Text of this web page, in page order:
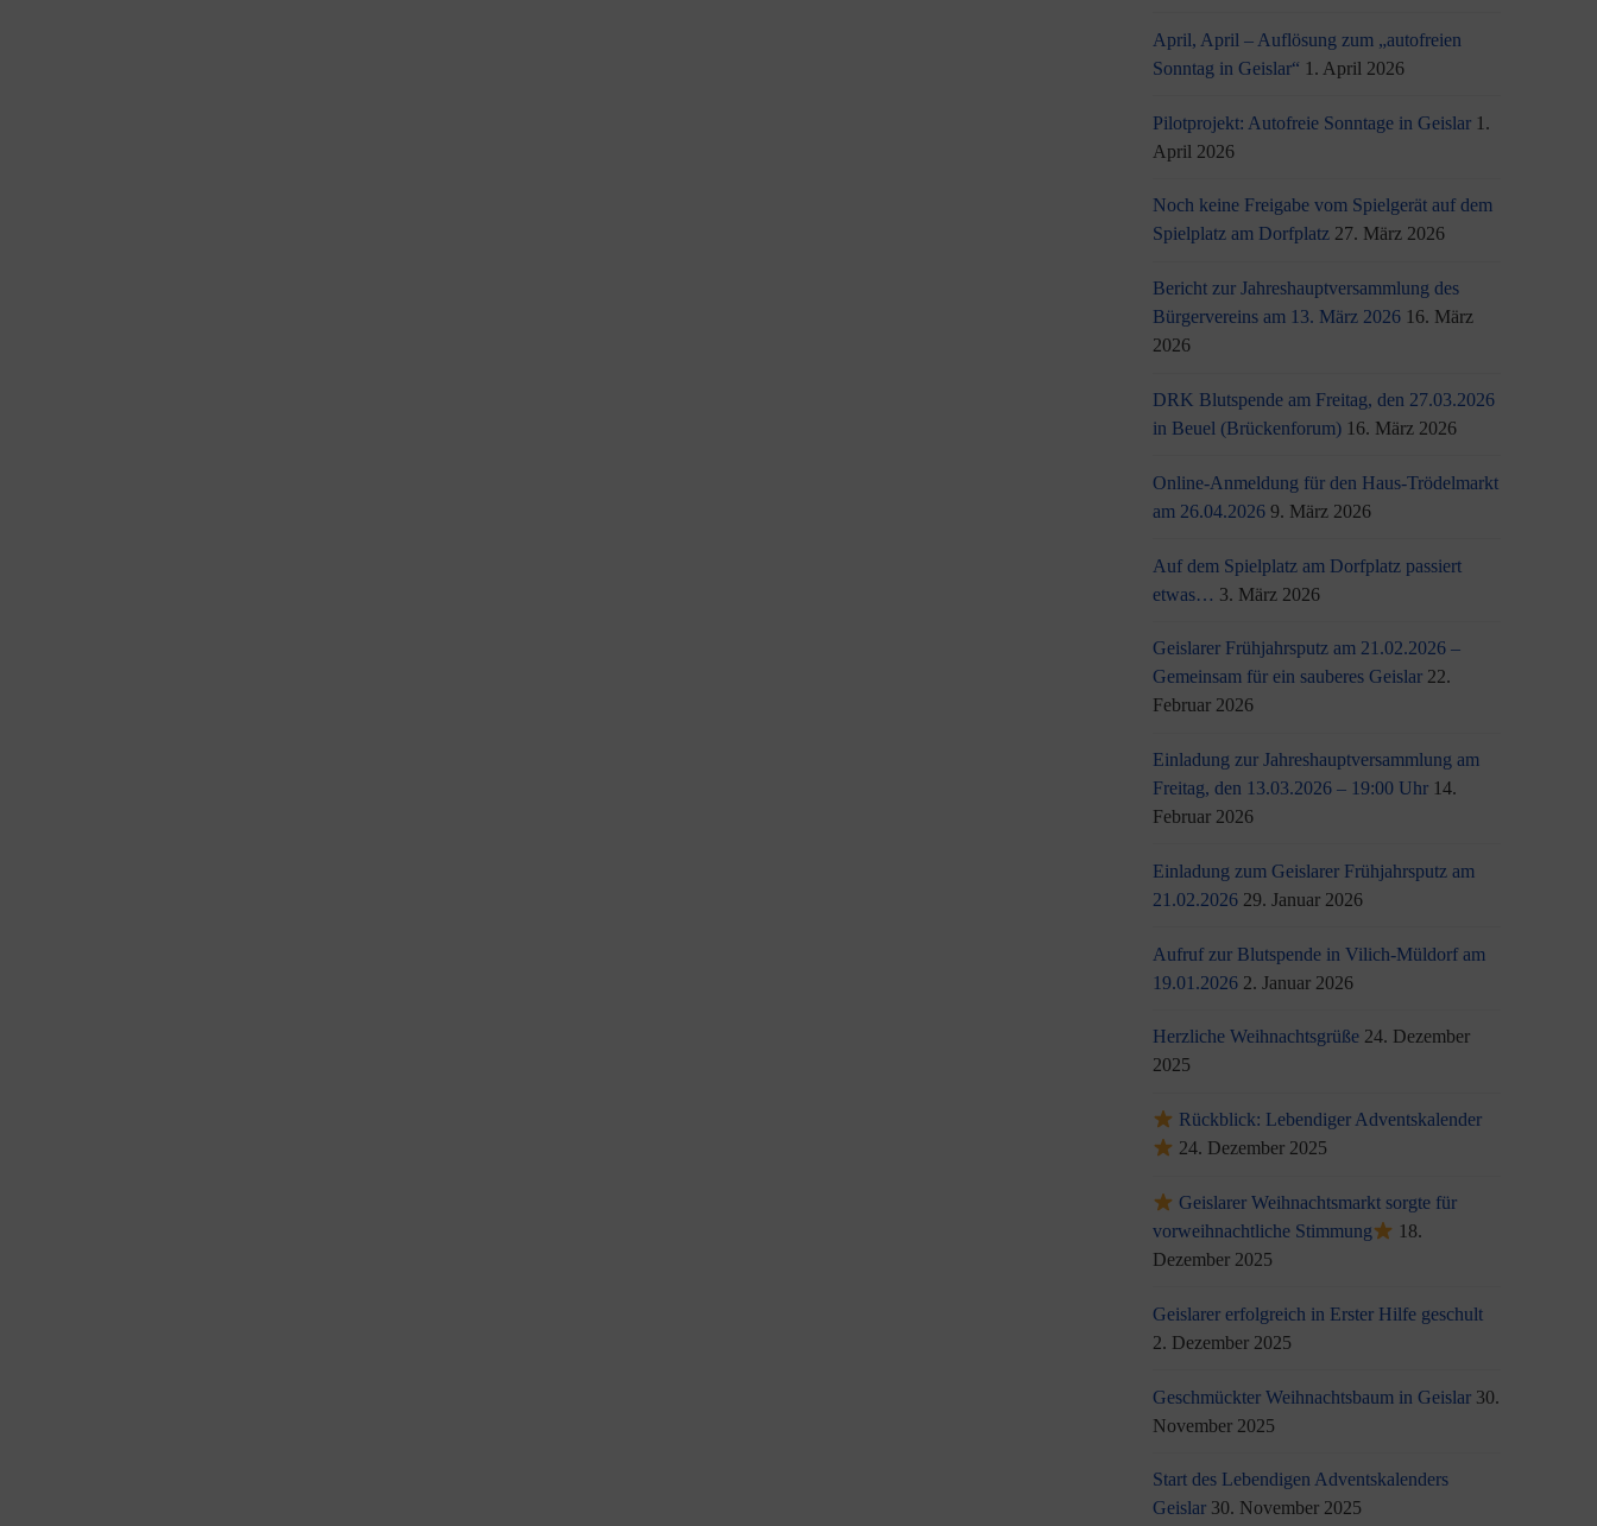
April, April – Auflösung zum „autofreien
Sonntag in Geislar“ 1. April 2026
Pilotprojekt: Autofreie Sonntage in Geislar 1.
April 2026
Noch keine Freigabe vom Spielgerät auf dem
Spielplatz am Dorfplatz 27. März 2026
Bericht zur Jahreshauptversammlung des
Bürgervereins am 13. März 2026 16. März
2026
DRK Blutspende am Freitag, den 27.03.2026
in Beuel (Brückenforum) 16. März 2026
Online-Anmeldung für den Haus-Trödelmarkt
am 26.04.2026 9. März 2026
Auf dem Spielplatz am Dorfplatz passiert
etwas… 3. März 2026
Geislarer Frühjahrsputz am 21.02.2026 –
Gemeinsam für ein sauberes Geislar 22.
Februar 2026
Einladung zur Jahreshauptversammlung am
Freitag, den 13.03.2026 – 19:00 Uhr 14.
Februar 2026
Einladung zum Geislarer Frühjahrsputz am
21.02.2026 29. Januar 2026
Aufruf zur Blutspende in Vilich-Müldorf am
19.01.2026 2. Januar 2026
Herzliche Weihnachtsgrüße 24. Dezember
2025
Rückblick: Lebendiger Adventskalender
24. Dezember 2025
Geislarer Weihnachtsmarkt sorgte für
vorweihnachtliche Stimmung
18.
Dezember 2025
Geislarer erfolgreich in Erster Hilfe geschult
2. Dezember 2025
Geschmückter Weihnachtsbaum in Geislar 30.
November 2025
Start des Lebendigen Adventskalenders
Geislar 30. November 2025